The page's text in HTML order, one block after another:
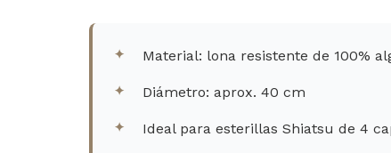
Material: lona resistente de 100%
Diámetro: aprox. 40 cm
Ideal para esterillas Shiatsu de 4